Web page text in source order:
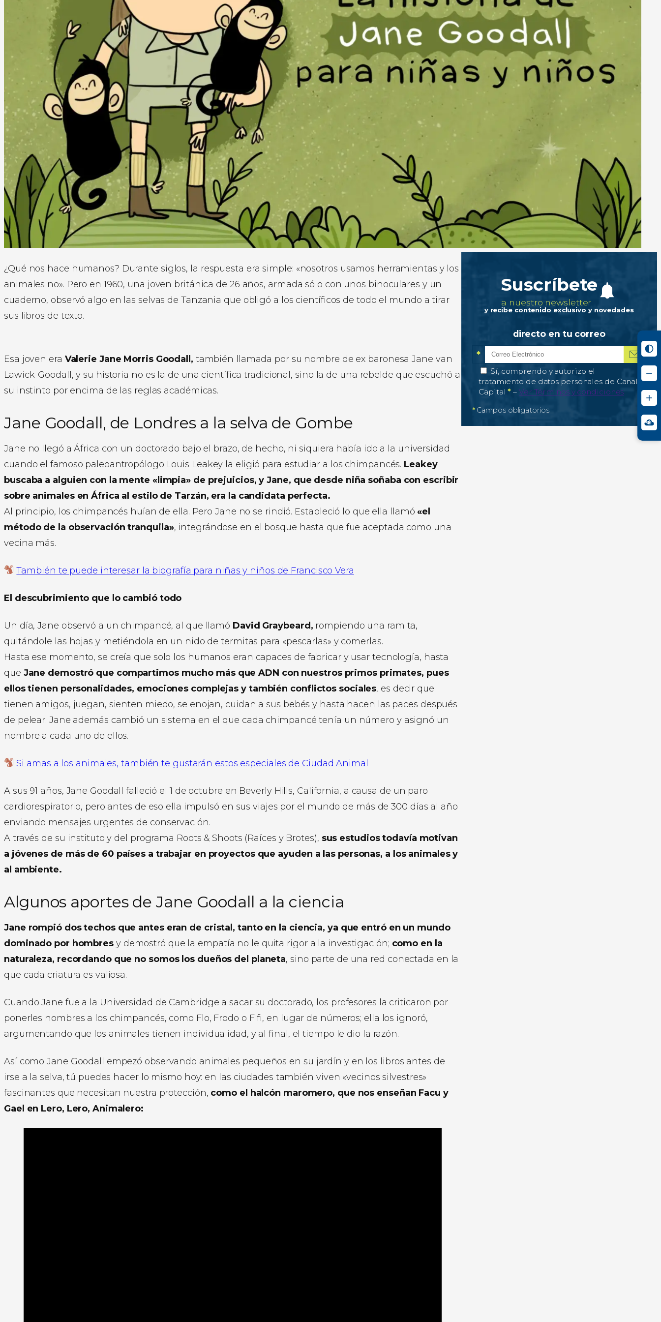
¿Qué nos hace humanos? Durante siglos, la respuesta era simple: «nosotros usamos herramientas y los
animales no». Pero en 1960, una joven británica de 26 años, armada sólo con unos binoculares y un
cuaderno, observó algo en las selvas de Tanzania que obligó a los científicos de todo el mundo a tirar
sus libros de texto.
Esa joven era Valerie Jane Morris Goodall, también llamada por su nombre de ex baronesa Jane van
Lawick-Goodall, y su historia no es la de una científica tradicional, sino la de una rebelde que escuchó a
su instinto por encima de las reglas académicas.
Jane Goodall, de Londres a la selva de Gombe
Jane no llegó a África con un doctorado bajo el brazo, de hecho, ni siquiera había ido a la universidad
cuando el famoso paleoantropólogo Louis Leakey la eligió para estudiar a los chimpancés. Leakey
buscaba a alguien con la mente «limpia» de prejuicios, y Jane, que desde niña soñaba con escribir
sobre animales en África al estilo de Tarzán, era la candidata perfecta.
Al principio, los chimpancés huían de ella. Pero Jane no se rindió. Estableció lo que ella llamó«el
método de la observación tranquila», integrándose en el bosque hasta que fue aceptada como una
vecina más.
También te puede interesar la biografía para niñas y niños de Francisco Vera
El descubrimiento que lo cambió todo
Un día, Jane observó a un chimpancé, al que llamó David Graybeard, rompiendo una ramita,
quitándole las hojas y metiéndola en un nido de termitas para «pescarlas» y comerlas.
Hasta ese momento, se creía que solo los humanos eran capaces de fabricar y usar tecnología, hasta
que Jane demostró que compartimos mucho más que ADN con nuestros primos primates, pues
ellos tienen personalidades, emociones complejas y también conflictos sociales, es decir que
tienen amigos, juegan, sienten miedo, se enojan, cuidan a sus bebés y hasta hacen las paces después
de pelear. Jane además cambió un sistema en el que cada chimpancé tenía un número y asignó un
nombre a cada uno de ellos.
Si amas a los animales, también te gustarán estos especiales de Ciudad Animal
A sus 91 años, Jane Goodall falleció el 1 de octubre en Beverly Hills, California, a causa de un paro
cardiorespiratorio, pero antes de eso ella impulsó en sus viajes por el mundo de más de 300 días al año
enviando mensajes urgentes de conservación.
A través de su instituto y del programa Roots & Shoots (Raíces y Brotes), sus estudios todavía motivan
a jóvenes de más de 60 países a trabajar en proyectos que ayuden a las personas, a los animales y
al ambiente.
Algunos aportes de Jane Goodall a la ciencia
Jane rompió dos techos que antes eran de cristal, tanto en la ciencia, ya que entró en un mundo
dominado por hombres y demostró que la empatía no le quita rigor a la investigación; como en la
naturaleza, recordando que no somos los dueños del planeta, sino parte de una red conectada en la
que cada criatura es valiosa.
Cuando Jane fue a la Universidad de Cambridge a sacar su doctorado, los profesores la criticaron por
ponerles nombres a los chimpancés, como Flo, Frodo o Fifi, en lugar de números; ella los ignoró,
argumentando que los animales tienen individualidad, y al final, el tiempo le dio la razón.
Así como Jane Goodall empezó observando animales pequeños en su jardín y en los libros antes de
irse a la selva, tú puedes hacer lo mismo hoy: en las ciudades también viven «vecinos silvestres»
fascinantes que necesitan nuestra protección, como el halcón maromero, que nos enseñan Facu y
Gael en Lero, Lero, Animalero:
Suscríbete
a nuestro newsletter
y recibe contenido exclusivo y novedades
directo en tu correo
Correo electrónico*
*Campo obligatorio
Autorización de tratamiento de datos
Sí, comprendo y autorizo el
tratamiento de datos personales de Canal
Capital* – Campo obligatorio
Ver Términos y condiciones
*Campos obligatorios